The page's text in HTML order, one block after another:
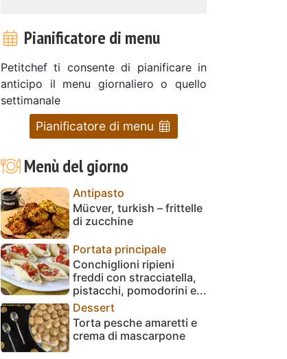
Pianificatore di menu
Petitchef ti consente di pianificare in
anticipo il menu giornaliero o quello
settimanale
Pianificatore di menu
Menù del giorno
Antipasto
Mücver, turkish – frittelle
di zucchine
Portata principale
Conchiglioni ripieni
freddi con stracciatella,
pistacchi, pomodorini e...
Dessert
Torta pesche amaretti e
crema di mascarpone